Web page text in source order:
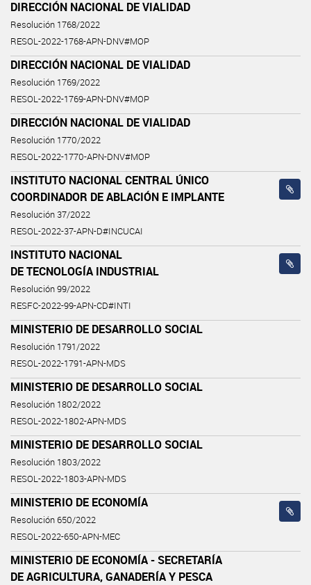
DIRECCIÓN NACIONAL DE VIALIDAD
Resolución 1768/2022
RESOL-2022-1768-APN-DNV#MOP
DIRECCIÓN NACIONAL DE VIALIDAD
Resolución 1769/2022
RESOL-2022-1769-APN-DNV#MOP
DIRECCIÓN NACIONAL DE VIALIDAD
Resolución 1770/2022
RESOL-2022-1770-APN-DNV#MOP
INSTITUTO NACIONAL CENTRAL ÚNICO
COORDINADOR DE ABLACIÓN E IMPLANTE
Resolución 37/2022
RESOL-2022-37-APN-D#INCUCAI
INSTITUTO NACIONAL
DE TECNOLOGÍA INDUSTRIAL
Resolución 99/2022
RESFC-2022-99-APN-CD#INTI
MINISTERIO DE DESARROLLO SOCIAL
Resolución 1791/2022
RESOL-2022-1791-APN-MDS
MINISTERIO DE DESARROLLO SOCIAL
Resolución 1802/2022
RESOL-2022-1802-APN-MDS
MINISTERIO DE DESARROLLO SOCIAL
Resolución 1803/2022
RESOL-2022-1803-APN-MDS
MINISTERIO DE ECONOMÍA
Resolución 650/2022
RESOL-2022-650-APN-MEC
MINISTERIO DE ECONOMÍA - SECRETARÍA
DE AGRICULTURA, GANADERÍA Y PESCA